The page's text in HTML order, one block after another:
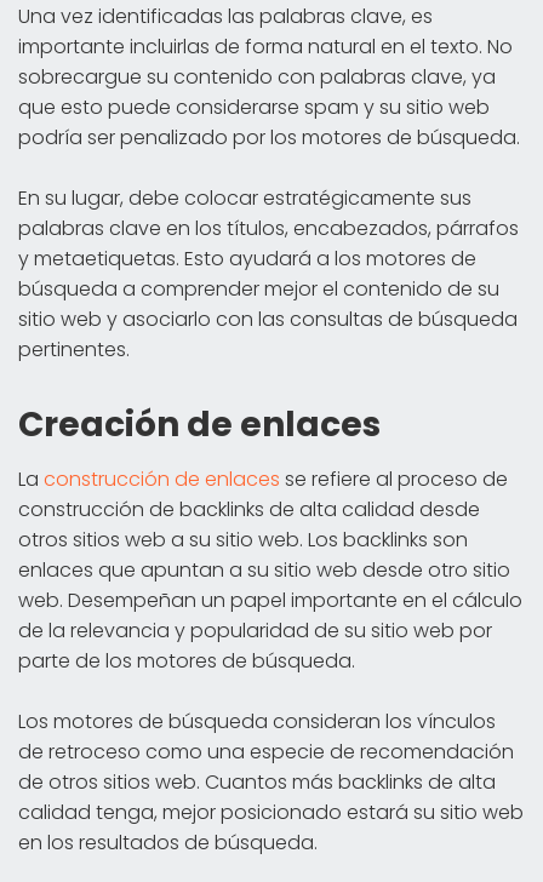
Una vez identificadas las palabras clave, es
importante incluirlas de forma natural en el texto. No
sobrecargue su contenido con palabras clave, ya
que esto puede considerarse spam y su sitio web
podría ser penalizado por los motores de búsqueda.
En su lugar, debe colocar estratégicamente sus
palabras clave en los títulos, encabezados, párrafos
y metaetiquetas. Esto ayudará a los motores de
búsqueda a comprender mejor el contenido de su
sitio web y asociarlo con las consultas de búsqueda
pertinentes.
Creación de enlaces
La construcción de enlaces se refiere al proceso de
construcción de backlinks de alta calidad desde
otros sitios web a su sitio web. Los backlinks son
enlaces que apuntan a su sitio web desde otro sitio
web. Desempeñan un papel importante en el cálculo
de la relevancia y popularidad de su sitio web por
parte de los motores de búsqueda.
Los motores de búsqueda consideran los vínculos
de retroceso como una especie de recomendación
de otros sitios web. Cuantos más backlinks de alta
calidad tenga, mejor posicionado estará su sitio web
en los resultados de búsqueda.